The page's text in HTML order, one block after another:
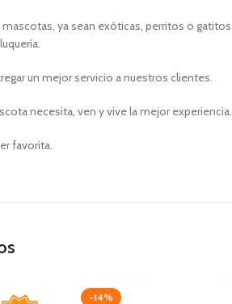
ya sean exóticas, perritos o
un mejor servicio a nuestros clientes.
necesita, ven y vive la mejor experiencia.
favorita.
-14%